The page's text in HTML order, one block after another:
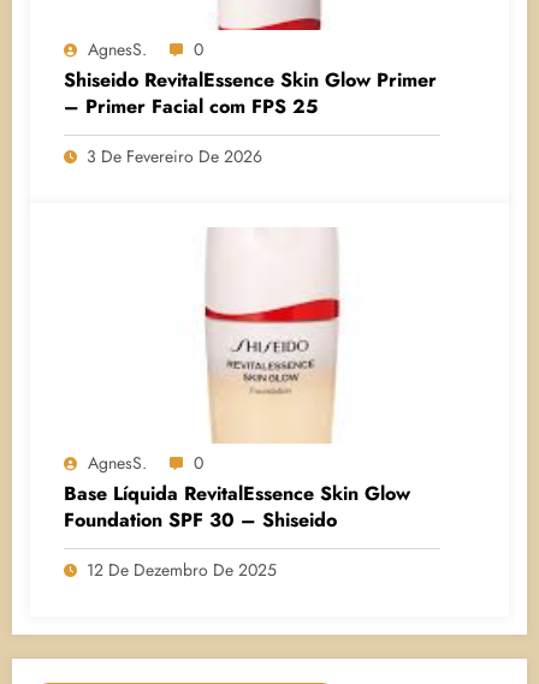
AgnesS. 0
Shiseido RevitalEssence Skin Glow Primer
– Primer Facial com FPS 25
3 De Fevereiro De 2026
AgnesS. 0
Base Líquida RevitalEssence Skin Glow
Foundation SPF 30 – Shiseido
12 De Dezembro De 2025